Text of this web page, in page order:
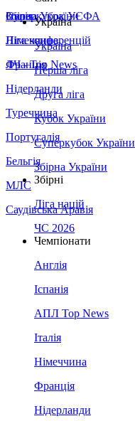
Збірна України
Італія
Німеччина
Франція
Нідерланди
Туреччина
Португалія
Бельгія
МЛС
Саудівська Аравія
Суперкубок УЄФА
Ліга конференцій
ЛЧ - Top News
Україна
Україна
Перша ліга
Друга ліга
Кубок України
Суперкубок України
Збірна України
Збірні
Ліга націй
ЧС 2026
Чемпіонати
Англія
Іспанія
АПЛ Top News
Італія
Німеччина
Франція
Нідерланди